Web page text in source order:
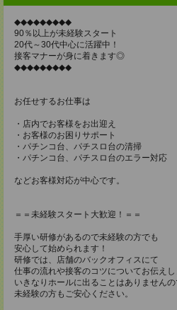
◆◆◆◆◆◆◆◆◆
90％以上が未経験スタート
20代～30代中心に活躍中！
接客マナーが身に着きます◎
◆◆◆◆◆◆◆◆◆
お任せするお仕事は
・店内でお客様をお出迎え
・お客様のお困りサポート
・パチンコ台、パチスロ台の清掃
・パチンコ台、パチスロ台のエラー対応
などお客様対応が中心です。
＝＝未経験スタート大歓迎！＝＝
手厚い研修があるので未経験の方でも
安心して始められます！
研修では、店舗のバックオフィスにて
仕事の流れや接客のコツについてお伝えし
いきなりホールに出ることはありません
未経験の方もご安心ください。